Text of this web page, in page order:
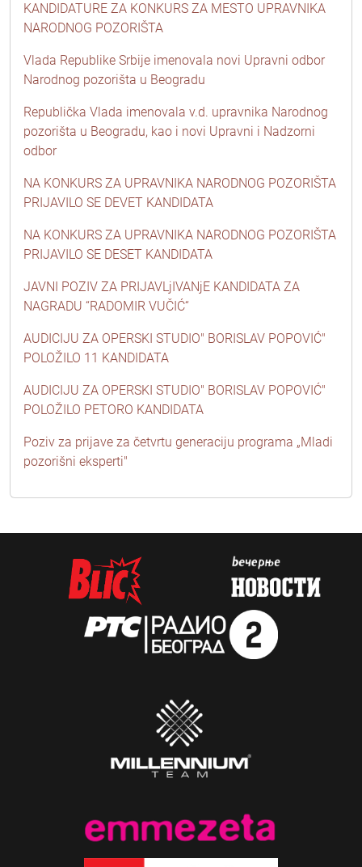
KANDIDATURE ZA KONKURS ZA MESTO UPRAVNIKA
NARODNOG POZORIŠTA
Vlada Republike Srbije imenovala novi Upravni odbor
Narodnog pozorišta u Beogradu
Republička Vlada imenovala v.d. upravnika Narodnog
pozorišta u Beogradu, kao i novi Upravni i Nadzorni
odbor
NA KONKURS ZA UPRAVNIKA NARODNOG POZORIŠTA
PRIJAVILO SE DEVET KANDIDATA
NA KONKURS ZA UPRAVNIKA NARODNOG POZORIŠTA
PRIJAVILO SE DESET KANDIDATA
JAVNI POZIV ZA PRIJAVLjIVANjE KANDIDATA ZA
NAGRADU “RADOMIR VUČIĆ“
AUDICIJU ZA OPERSKI STUDIO" BORISLAV POPOVIĆ"
POLOŽILO 11 KANDIDATA
AUDICIJU ZA OPERSKI STUDIO" BORISLAV POPOVIĆ"
POLOŽILO PETORO KANDIDATA
Poziv za prijave za četvrtu generaciju programa „Mladi
pozorišni eksperti"